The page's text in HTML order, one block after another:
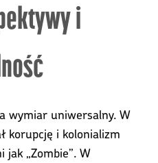
i
wymiar uniwersalny. W
korupcję i kolonializm
„Zombie”. W